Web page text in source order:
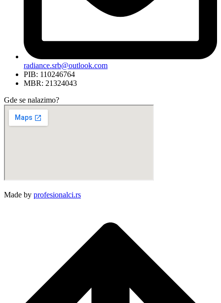
radiance.srb@outlook.com
PIB: 110246764
MBR: 21324043
Gde se nalazimo?
Made by profesionalci.rs